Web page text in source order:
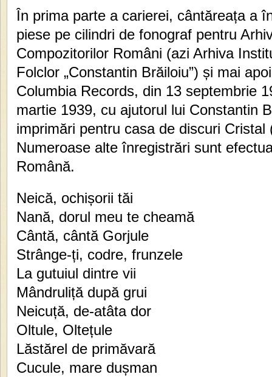
În prima parte a carierei, cântăreața a
piese pe cilindri de fonograf pentru
Compozitorilor Români (azi Arhiva
Folclor „Constantin Brăiloiu”) și mai
Columbia Records, din 13 septembrie
martie 1939, cu ajutorul lui Constantin
imprimări pentru casa de discuri
Numeroase alte înregistrări sunt
Română.
Neică, ochișorii tăi
Nană, dorul meu te cheamă
Cântă, cântă Gorjule
Strânge-ți, codre, frunzele
La gutuiul dintre vii
Mândruliță după grui
Neicuță, de-atâta dor
Oltule, Oltețule
Lăstărel de primăvară
Cucule, mare dușman